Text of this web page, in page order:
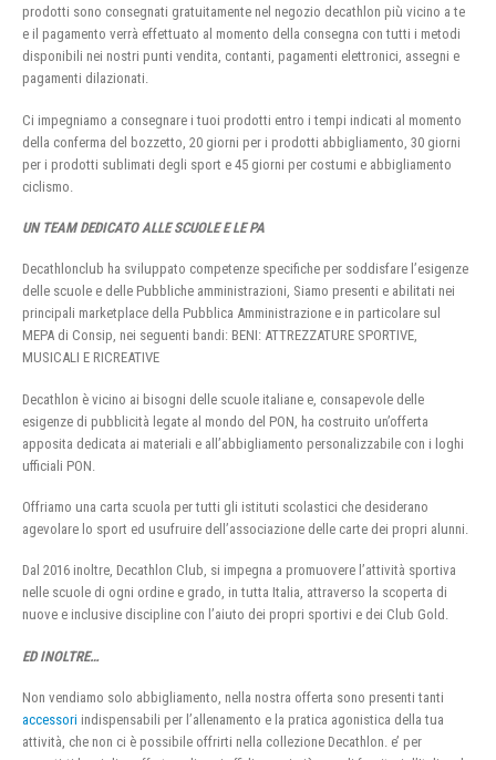
prodotti sono consegnati gratuitamente nel negozio decathlon più vicino a te
e il pagamento verrà effettuato al momento della consegna con tutti i metodi
disponibili nei nostri punti vendita, contanti, pagamenti elettronici, assegni e
pagamenti dilazionati.
Ci impegniamo a consegnare i tuoi prodotti entro i tempi indicati al momento
della conferma del bozzetto, 20 giorni per i prodotti abbigliamento, 30 giorni
per i prodotti sublimati degli sport e 45 giorni per costumi e abbigliamento
ciclismo.
UN TEAM DEDICATO ALLE SCUOLE E LE PA
Decathlonclub ha sviluppato competenze specifiche per soddisfare l’esigenze
delle scuole e delle Pubbliche amministrazioni, Siamo presenti e abilitati nei
principali marketplace della Pubblica Amministrazione e in particolare sul
MEPA di Consip, nei seguenti bandi: BENI: ATTREZZATURE SPORTIVE,
MUSICALI E RICREATIVE
Decathlon è vicino ai bisogni delle scuole italiane e, consapevole delle
esigenze di pubblicità legate al mondo del PON, ha costruito un’offerta
apposita dedicata ai materiali e all’abbigliamento personalizzabile con i loghi
ufficiali PON.
Offriamo una carta scuola per tutti gli istituti scolastici che desiderano
agevolare lo sport ed usufruire dell’associazione delle carte dei propri alunni.
Dal 2016 inoltre, Decathlon Club, si impegna a promuovere l’attività sportiva
nelle scuole di ogni ordine e grado, in tutta Italia, attraverso la scoperta di
nuove e inclusive discipline con l’aiuto dei propri sportivi e dei Club Gold.
ED INOLTRE…
Non vendiamo solo abbigliamento, nella nostra offerta sono presenti tanti
accessori indispensabili per l’allenamento e la pratica agonistica della tua
attività, che non ci è possibile offrirti nella collezione Decathlon. e’ per